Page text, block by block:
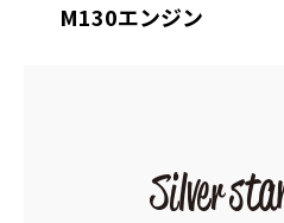
M130エンジン